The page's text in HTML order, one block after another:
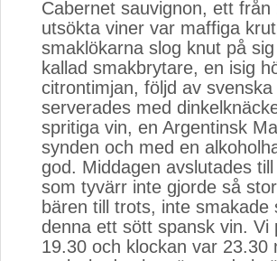
Cabernet sauvignon, ett
utsökta viner var maffiga
smaklökarna slog knut på
kallad smakbrytare, en isig
citrontimjan, följd av
serverades med
spritiga vin, en Argentinsk
synden och med en
god. Middagen avslutades
som tyvärr inte gjorde så
bären till trots, inte
denna ett sött spansk vin. Vi
19.30 och klockan var